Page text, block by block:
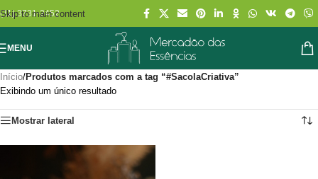
Skip to main content
(11) 3731-2452
MENU
Início/Produtos marcados com a tag “#SacolaCriativa”
Exibindo um único resultado
Mostrar lateral